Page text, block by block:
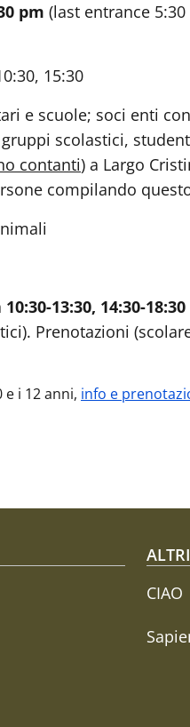
pm (last entrance
15:30
e scuole; soci enti
scolastici,
contanti) a Largo
compilando
10:30-13:30, 14:30-18:30
Prenotazioni
e i 12 anni, info e
CIAO